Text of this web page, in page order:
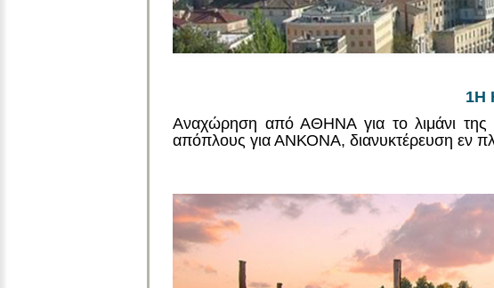
1Η
Αναχώρηση από ΑΘΗΝΑ για το λιμάνι της
απόπλους για ΑΝΚΟΝΑ, διανυκτέρευση εν